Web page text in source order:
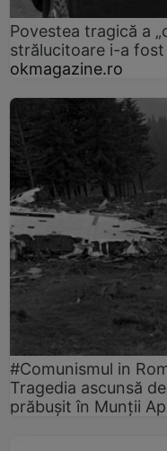
Povestea tragică a
strălucitoare i-a
okmagazine.ro
#Comunismul in
Tragedia ascunsă
prăbușit în Munții